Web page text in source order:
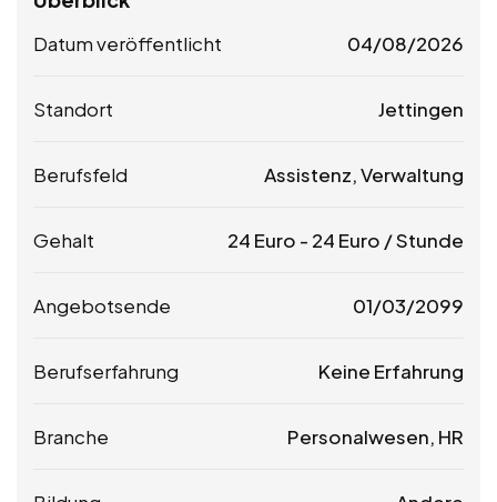
Datum veröffentlicht 04/08/2026
Standort Jettingen
Berufsfeld Assistenz, Verwaltung
Gehalt 24 Euro - 24 Euro / Stunde
Angebotsende 01/03/2099
Berufserfahrung Keine Erfahrung
Branche Personalwesen, HR